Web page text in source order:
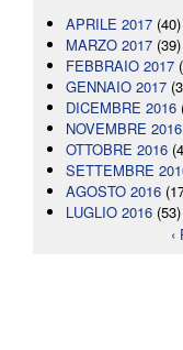
APRILE 2017 (40)
MARZO 2017 (39)
FEBBRAIO 2017
GENNAIO 2017
DICEMBRE 2016
NOVEMBRE 2016
OTTOBRE 2016
SETTEMBRE
AGOSTO 2016
LUGLIO 2016 (53)
‹